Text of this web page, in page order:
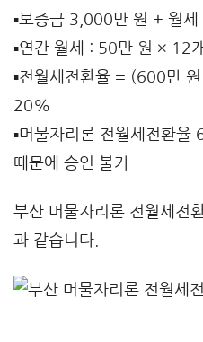
▪️보증금 3,000만 원 + 월세
▪️연간 월세 : 50만 원 × 12
▪️전월세전환율 = (600만
20%
▪️머물자리론 전월세전환
때문에 승인 불가
부산 머물자리론 전월세전
과 같습니다.